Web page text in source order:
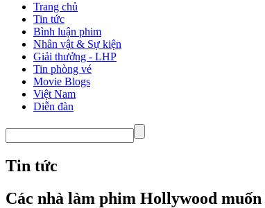
Trang chủ
Tin tức
Bình luận phim
Nhân vật & Sự kiện
Giải thưởng - LHP
Tin phòng vé
Movie Blogs
Việt Nam
Diễn đàn
Tin tức
Các nhà làm phim Hollywood